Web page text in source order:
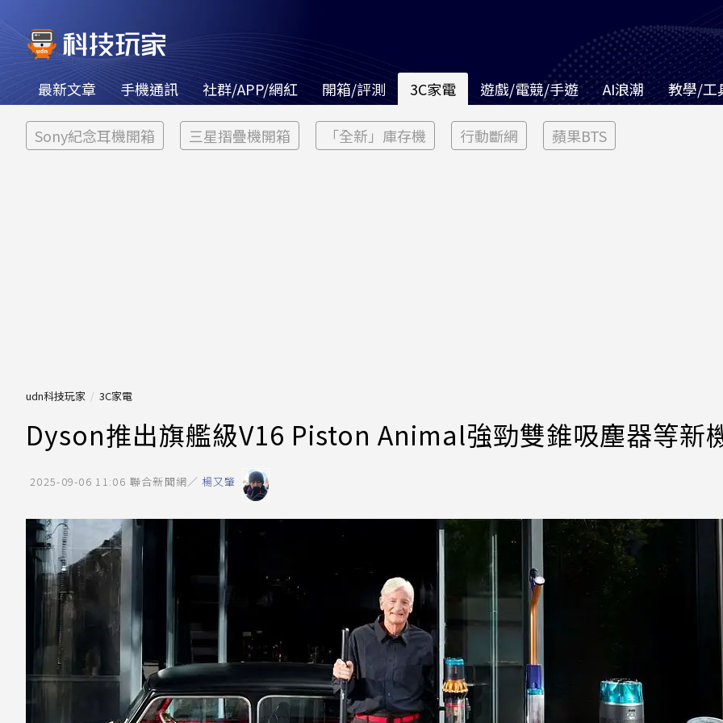
最新文章 手機通訊 社群/APP/網紅 開箱/評測 3C家電 遊戲/電競/手遊 AI浪潮 教學/工
Sony紀念耳機開箱 三星摺疊機開箱 「全新」庫存機 行動斷網 蘋果BTS
udn科技玩家 3C家電
Dyson推出旗艦級V16 Piston Animal強勁雙錐吸塵器等新
2025-09-06 11:06 聯合新聞網／ 楊又肇